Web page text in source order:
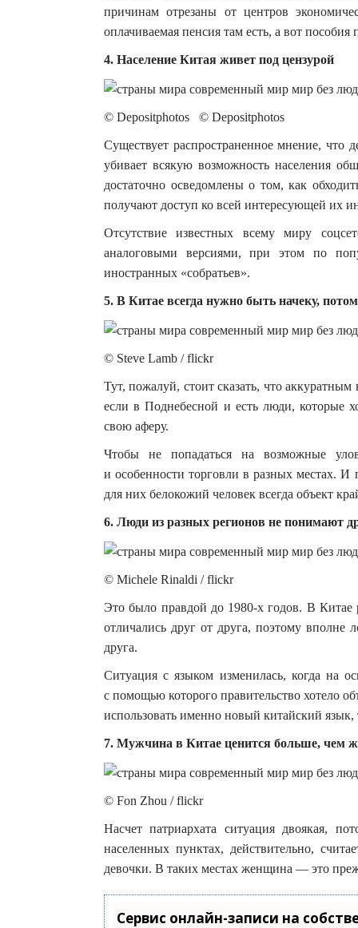
причинам отрезаны от центров
оплачиваемая пенсия там есть, а вот пособия
4. Население Китая живет под цензурой
© Depositphotos © Depositphotos
Существует распространенное мнение, что
убивает всякую возможность населения
достаточно осведомлены о том, как
получают доступ ко всей интересующей их
Отсутствие известных всему миру
аналоговыми версиями, при этом по
иностранных «собратьев».
5. В Китае всегда нужно быть начеку,
© Steve Lamb / flickr
Тут, пожалуй, стоит сказать, что
если в Поднебесной и есть люди, которые
свою аферу.
Чтобы не попадаться на возможные
и особенности торговли в разных местах.
для них белокожий человек всегда объект
6. Люди из разных регионов не понимают
© Michele Rinaldi / flickr
Это было правдой до 1980-х годов. В Китае
отличались друг от друга, поэтому
друга.
Ситуация с языком изменилась, когда на
с помощью которого правительство хотело
использовать именно новый китайский
7. Мужчина в Китае ценится больше, чем
© Fon Zhou / flickr
Насчет патриархата ситуация двоякая,
населенных пунктах, действительно,
девочки. В таких местах женщина — это
Сервис онлайн-записи на